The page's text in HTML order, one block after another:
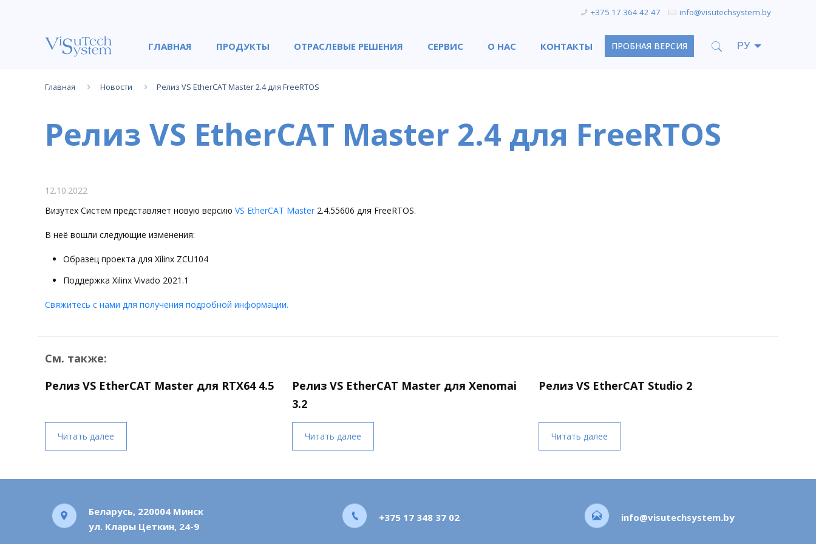
+375 17 364 42 47 info@visutechsystem.by
ГЛАВНАЯ ПРОДУКТЫ ОТРАСЛЕВЫЕ РЕШЕНИЯ СЕРВИС О НАС КОНТАКТЫ ПРОБНАЯ ВЕРСИЯ
Главная Новости Релиз VS EtherCAT Master 2.4 для FreeRTOS
Релиз VS EtherCAT Master 2.4 для FreeRTOS
12.10.2022
Визутех Систем представляет новую версиюVS EtherCAT Master 2.4.55606 для FreeRTOS.
В неё вошли следующие изменения:
Образец проекта для Xilinx ZCU104
Поддержка Xilinx Vivado 2021.1
Свяжитесь с нами для получения подробной информации.
См. также:
Релиз VS EtherCAT Master для RTX64 4.5
Читать далее
Релиз VS EtherCAT Master для Xenomai
3.2
Читать далее
Релиз VS EtherCAT Studio 2
Читать далее
Беларусь, 220004 Минск
ул. Клары Цеткин, 24-9
+375 17 348 37 02 info@visutechsystem.by